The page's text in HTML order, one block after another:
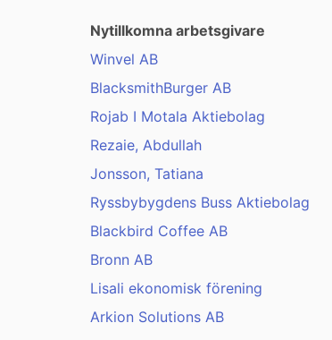
Nytillkomna arbetsgivare
Winvel AB
BlacksmithBurger AB
Rojab I Motala Aktiebolag
Rezaie, Abdullah
Jonsson, Tatiana
Ryssbybygdens Buss Aktiebolag
Blackbird Coffee AB
Bronn AB
Lisali ekonomisk förening
Arkion Solutions AB